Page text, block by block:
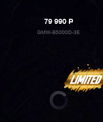
79 990P
GMW-B5000D-3E